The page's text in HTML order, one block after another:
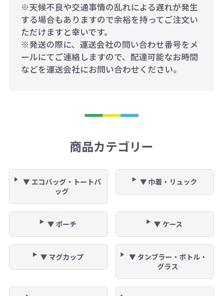
※天候不良や交通事情の乱れによる遅れが発生
する場合もありますので余裕を持ってご注文い
ただけますと幸いです。
※発送の際に、運送会社の問い合わせ番号をメ
ールにてご連絡しますので、配達可能なお時間
などを運送会社にお問い合わせください。
商品カテゴリー
▼ エコバッグ・トートバ
ッグ
▼ 巾着・リュック
▼ ポーチ ▼ ケース
▼ マグカップ
▼ タンブラー・ボトル・
グラス